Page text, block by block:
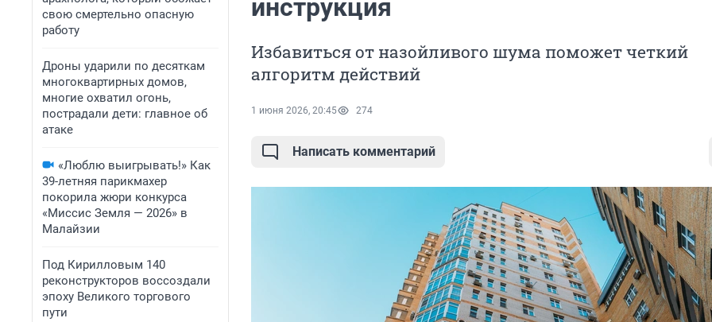
свою смертельно опасную
работу
Дроны ударили по десяткам
многоквартирных домов,
многие охватил огонь,
пострадали дети: главное об
атаке
«Люблю выигрывать!» Как
39-летняя парикмахер
покорила жюри конкурса
«Миссис Земля — 2026» в
Малайзии
Под Кирилловым 140
реконструкторов воссоздали
эпоху Великого торгового
пути
инструкция
Избавиться от назойливого шума поможет четкий
алгоритм действий
1 июня 2026, 20:45 274
Написать комментарий